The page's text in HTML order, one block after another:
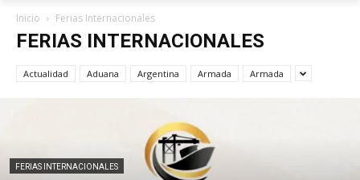
Inicio Ferias Internacionales
FERIAS INTERNACIONALES
Actualidad Aduana Argentina Armada Armada
FERIAS INTERNACIONALES